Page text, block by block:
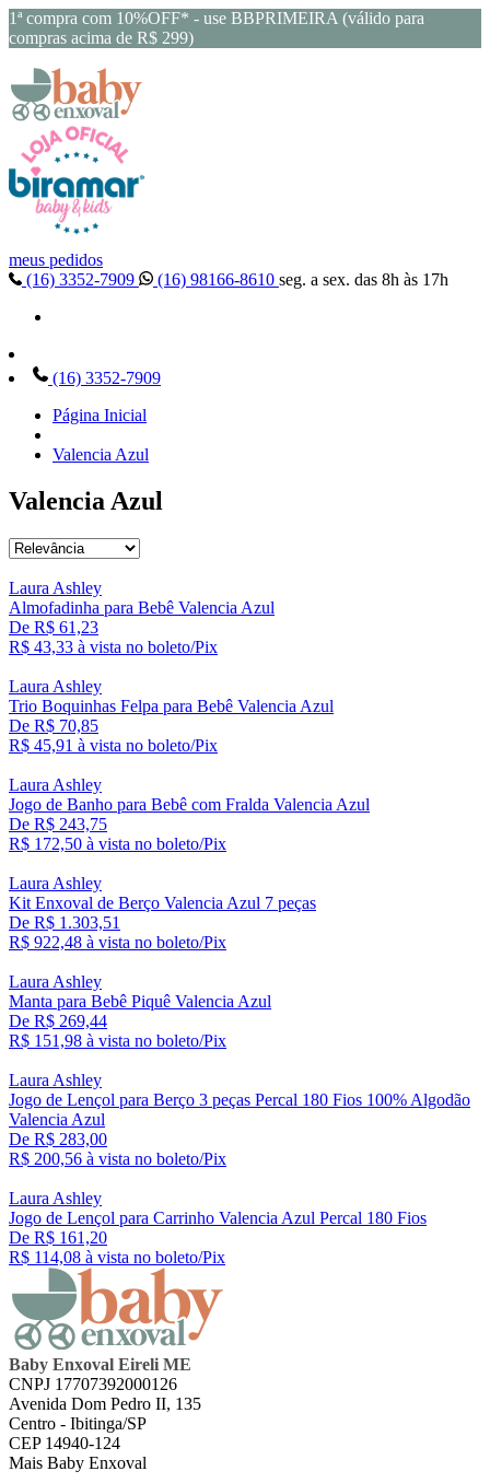
1ª compra com 10%OFF* - use BBPRIMEIRA (válido para
compras acima de R$ 299)
meus pedidos
(16) 3352-7909
(16) 98166-8610 seg. a sex. das 8h às 17h
(16) 3352-7909
Página Inicial
Valencia Azul
Valencia Azul
Laura Ashley
Almofadinha para Bebê Valencia Azul
De R$ 61,23
R$ 43,33 à vista no boleto/Pix
Laura Ashley
Trio Boquinhas Felpa para Bebê Valencia Azul
De R$ 70,85
R$ 45,91 à vista no boleto/Pix
Laura Ashley
Jogo de Banho para Bebê com Fralda Valencia Azul
De R$ 243,75
R$ 172,50 à vista no boleto/Pix
Laura Ashley
Kit Enxoval de Berço Valencia Azul 7 peças
De R$ 1.303,51
R$ 922,48 à vista no boleto/Pix
Laura Ashley
Manta para Bebê Piquê Valencia Azul
De R$ 269,44
R$ 151,98 à vista no boleto/Pix
Laura Ashley
Jogo de Lençol para Berço 3 peças Percal 180 Fios 100% Algodão
Valencia Azul
De R$ 283,00
R$ 200,56 à vista no boleto/Pix
Laura Ashley
Jogo de Lençol para Carrinho Valencia Azul Percal 180 Fios
De R$ 161,20
R$ 114,08 à vista no boleto/Pix
Baby Enxoval Eireli ME
CNPJ 17707392000126
Avenida Dom Pedro II, 135
Centro - Ibitinga/SP
CEP 14940-124
Mais Baby Enxoval